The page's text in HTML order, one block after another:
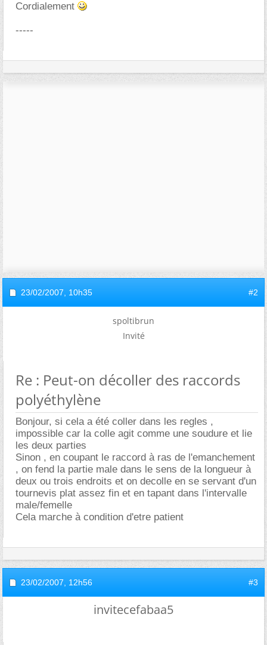
Cordialement
-----
23/02/2007, 10h35 #2
spoltibrun
Invité
Re : Peut-on décoller des raccords
polyéthylène
Bonjour, si cela a été coller dans les regles ,
impossible car la colle agit comme une soudure et lie
les deux parties
Sinon , en coupant le raccord à ras de l'emanchement
, on fend la partie male dans le sens de la longueur à
deux ou trois endroits et on decolle en se servant d'un
tournevis plat assez fin et en tapant dans l'intervalle
male/femelle
Cela marche à condition d'etre patient
23/02/2007, 12h56 #3
invitecefabaa5